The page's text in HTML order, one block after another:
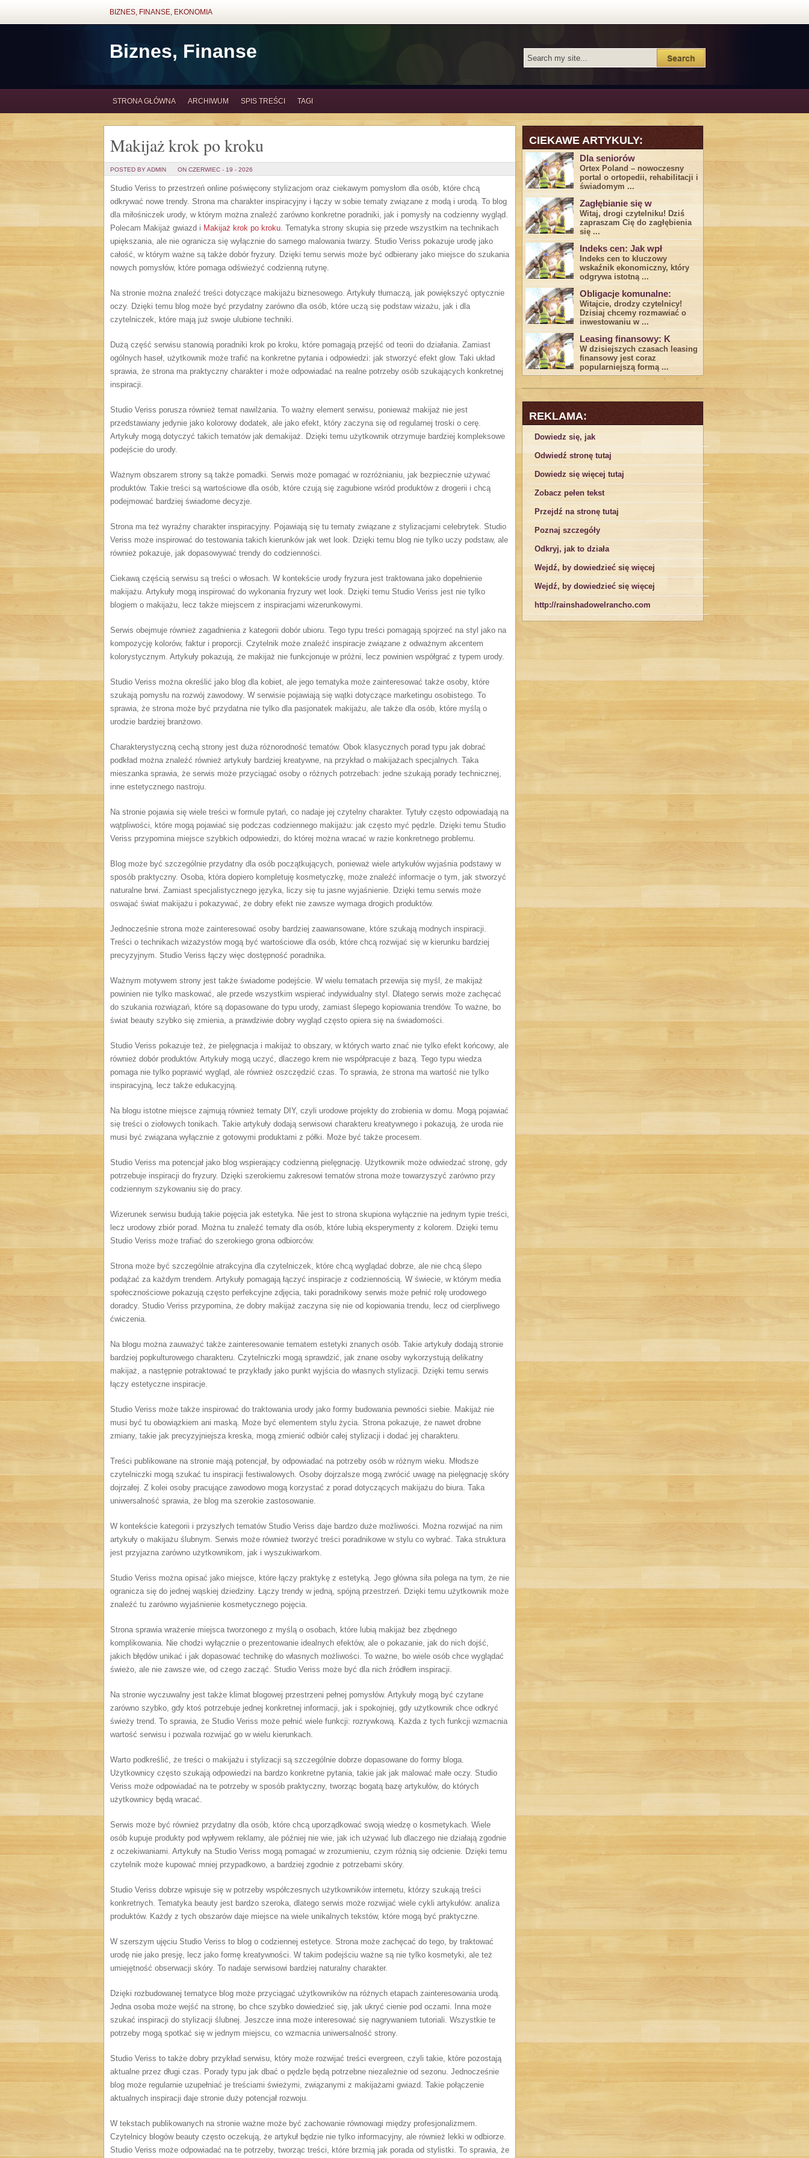
BIZNES, FINANSE, EKONOMIA
Biznes, Finanse
STRONA GŁÓWNA ARCHIWUM SPIS TREŚCI TAGI
Makijaż krok po kroku
POSTED BY ADMIN ON CZERWIEC - 19 - 2026
Studio Veriss to przestrzeń online poświęcony stylizacjom oraz ciekawym pomysłom dla osób, które chcą
odkrywać nowe trendy. Strona ma charakter inspiracyjny i łączy w sobie tematy związane z modą i urodą. To blog
dla miłośniczek urody, w którym można znaleźć zarówno konkretne poradniki, jak i pomysły na codzienny wygląd.
Polecam Makijaż gwiazd i Makijaż krok po kroku. Tematyka strony skupia się przede wszystkim na technikach
upiększania, ale nie ogranicza się wyłącznie do samego malowania twarzy. Studio Veriss pokazuje urodę jako
całość, w którym ważne są także dobór fryzury. Dzięki temu serwis może być odbierany jako miejsce do szukania
nowych pomysłów, które pomaga odświeżyć codzienną rutynę.
Na stronie można znaleźć treści dotyczące makijażu biznesowego. Artykuły tłumaczą, jak powiększyć optycznie
oczy. Dzięki temu blog może być przydatny zarówno dla osób, które uczą się podstaw wizażu, jak i dla
czytelniczek, które mają już swoje ulubione techniki.
Dużą część serwisu stanowią poradniki krok po kroku, które pomagają przejść od teorii do działania. Zamiast
ogólnych haseł, użytkownik może trafić na konkretne pytania i odpowiedzi: jak stworzyć efekt glow. Taki układ
sprawia, że strona ma praktyczny charakter i może odpowiadać na realne potrzeby osób szukających konkretnej
inspiracji.
Studio Veriss porusza również temat nawilżania. To ważny element serwisu, ponieważ makijaż nie jest
przedstawiany jedynie jako kolorowy dodatek, ale jako efekt, który zaczyna się od regularnej troski o cerę.
Artykuły mogą dotyczyć takich tematów jak demakijaż. Dzięki temu użytkownik otrzymuje bardziej kompleksowe
podejście do urody.
Ważnym obszarem strony są także pomadki. Serwis może pomagać w rozróżnianiu, jak bezpiecznie używać
produktów. Takie treści są wartościowe dla osób, które czują się zagubione wśród produktów z drogerii i chcą
podejmować bardziej świadome decyzje.
Strona ma też wyraźny charakter inspiracyjny. Pojawiają się tu tematy związane z stylizacjami celebrytek. Studio
Veriss może inspirować do testowania takich kierunków jak wet look. Dzięki temu blog nie tylko uczy podstaw, ale
również pokazuje, jak dopasowywać trendy do codzienności.
Ciekawą częścią serwisu są treści o włosach. W kontekście urody fryzura jest traktowana jako dopełnienie
makijażu. Artykuły mogą inspirować do wykonania fryzury wet look. Dzięki temu Studio Veriss jest nie tylko
blogiem o makijażu, lecz także miejscem z inspiracjami wizerunkowymi.
Serwis obejmuje również zagadnienia z kategorii dobór ubioru. Tego typu treści pomagają spojrzeć na styl jako na
kompozycję kolorów, faktur i proporcji. Czytelnik może znaleźć inspiracje związane z odważnym akcentem
kolorystycznym. Artykuły pokazują, że makijaż nie funkcjonuje w próżni, lecz powinien współgrać z typem urody.
Studio Veriss można określić jako blog dla kobiet, ale jego tematyka może zainteresować także osoby, które
szukają pomysłu na rozwój zawodowy. W serwisie pojawiają się wątki dotyczące marketingu osobistego. To
sprawia, że strona może być przydatna nie tylko dla pasjonatek makijażu, ale także dla osób, które myślą o
urodzie bardziej branżowo.
Charakterystyczną cechą strony jest duża różnorodność tematów. Obok klasycznych porad typu jak dobrać
podkład można znaleźć również artykuły bardziej kreatywne, na przykład o makijażach specjalnych. Taka
mieszanka sprawia, że serwis może przyciągać osoby o różnych potrzebach: jedne szukają porady technicznej,
inne estetycznego nastroju.
Na stronie pojawia się wiele treści w formule pytań, co nadaje jej czytelny charakter. Tytuły często odpowiadają na
wątpliwości, które mogą pojawiać się podczas codziennego makijażu: jak często myć pędzle. Dzięki temu Studio
Veriss przypomina miejsce szybkich odpowiedzi, do której można wracać w razie konkretnego problemu.
Blog może być szczególnie przydatny dla osób początkujących, ponieważ wiele artykułów wyjaśnia podstawy w
sposób praktyczny. Osoba, która dopiero kompletuję kosmetyczkę, może znaleźć informacje o tym, jak stworzyć
naturalne brwi. Zamiast specjalistycznego języka, liczy się tu jasne wyjaśnienie. Dzięki temu serwis może
oswajać świat makijażu i pokazywać, że dobry efekt nie zawsze wymaga drogich produktów.
Jednocześnie strona może zainteresować osoby bardziej zaawansowane, które szukają modnych inspiracji.
Treści o technikach wizażystów mogą być wartościowe dla osób, które chcą rozwijać się w kierunku bardziej
precyzyjnym. Studio Veriss łączy więc dostępność poradnika.
Ważnym motywem strony jest także świadome podejście. W wielu tematach przewija się myśl, że makijaż
powinien nie tylko maskować, ale przede wszystkim wspierać indywidualny styl. Dlatego serwis może zachęcać
do szukania rozwiązań, które są dopasowane do typu urody, zamiast ślepego kopiowania trendów. To ważne, bo
świat beauty szybko się zmienia, a prawdziwie dobry wygląd często opiera się na świadomości.
Studio Veriss pokazuje też, że pielęgnacja i makijaż to obszary, w których warto znać nie tylko efekt końcowy, ale
również dobór produktów. Artykuły mogą uczyć, dlaczego krem nie współpracuje z bazą. Tego typu wiedza
pomaga nie tylko poprawić wygląd, ale również oszczędzić czas. To sprawia, że strona ma wartość nie tylko
inspiracyjną, lecz także edukacyjną.
Na blogu istotne miejsce zajmują również tematy DIY, czyli urodowe projekty do zrobienia w domu. Mogą pojawiać
się treści o ziołowych tonikach. Takie artykuły dodają serwisowi charakteru kreatywnego i pokazują, że uroda nie
musi być związana wyłącznie z gotowymi produktami z półki. Może być także procesem.
Studio Veriss ma potencjał jako blog wspierający codzienną pielęgnację. Użytkownik może odwiedzać stronę, gdy
potrzebuje inspiracji do fryzury. Dzięki szerokiemu zakresowi tematów strona może towarzyszyć zarówno przy
codziennym szykowaniu się do pracy.
Wizerunek serwisu budują takie pojęcia jak estetyka. Nie jest to strona skupiona wyłącznie na jednym typie treści,
lecz urodowy zbiór porad. Można tu znaleźć tematy dla osób, które lubią eksperymenty z kolorem. Dzięki temu
Studio Veriss może trafiać do szerokiego grona odbiorców.
Strona może być szczególnie atrakcyjna dla czytelniczek, które chcą wyglądać dobrze, ale nie chcą ślepo
podążać za każdym trendem. Artykuły pomagają łączyć inspiracje z codziennością. W świecie, w którym media
społecznościowe pokazują często perfekcyjne zdjęcia, taki poradnikowy serwis może pełnić rolę urodowego
doradcy. Studio Veriss przypomina, że dobry makijaż zaczyna się nie od kopiowania trendu, lecz od cierpliwego
ćwiczenia.
Na blogu można zauważyć także zainteresowanie tematem estetyki znanych osób. Takie artykuły dodają stronie
bardziej popkulturowego charakteru. Czytelniczki mogą sprawdzić, jak znane osoby wykorzystują delikatny
makijaż, a następnie potraktować te przykłady jako punkt wyjścia do własnych stylizacji. Dzięki temu serwis
łączy estetyczne inspiracje.
Studio Veriss może także inspirować do traktowania urody jako formy budowania pewności siebie. Makijaż nie
musi być tu obowiązkiem ani maską. Może być elementem stylu życia. Strona pokazuje, że nawet drobne
zmiany, takie jak precyzyjniejsza kreska, mogą zmienić odbiór całej stylizacji i dodać jej charakteru.
Treści publikowane na stronie mają potencjał, by odpowiadać na potrzeby osób w różnym wieku. Młodsze
czytelniczki mogą szukać tu inspiracji festiwalowych. Osoby dojrzalsze mogą zwrócić uwagę na pielęgnację skóry
dojrzałej. Z kolei osoby pracujące zawodowo mogą korzystać z porad dotyczących makijażu do biura. Taka
uniwersalność sprawia, że blog ma szerokie zastosowanie.
W kontekście kategorii i przyszłych tematów Studio Veriss daje bardzo duże możliwości. Można rozwijać na nim
artykuły o makijażu ślubnym. Serwis może również tworzyć treści poradnikowe w stylu co wybrać. Taka struktura
jest przyjazna zarówno użytkownikom, jak i wyszukiwarkom.
Studio Veriss można opisać jako miejsce, które łączy praktykę z estetyką. Jego główna siła polega na tym, że nie
ogranicza się do jednej wąskiej dziedziny. Łączy trendy w jedną, spójną przestrzeń. Dzięki temu użytkownik może
znaleźć tu zarówno wyjaśnienie kosmetycznego pojęcia.
Strona sprawia wrażenie miejsca tworzonego z myślą o osobach, które lubią makijaż bez zbędnego
komplikowania. Nie chodzi wyłącznie o prezentowanie idealnych efektów, ale o pokazanie, jak do nich dojść,
jakich błędów unikać i jak dopasować technikę do własnych możliwości. To ważne, bo wiele osób chce wyglądać
świeżo, ale nie zawsze wie, od czego zacząć. Studio Veriss może być dla nich źródłem inspiracji.
Na stronie wyczuwalny jest także klimat blogowej przestrzeni pełnej pomysłów. Artykuły mogą być czytane
zarówno szybko, gdy ktoś potrzebuje jednej konkretnej informacji, jak i spokojniej, gdy użytkownik chce odkryć
świeży trend. To sprawia, że Studio Veriss może pełnić wiele funkcji: rozrywkową. Każda z tych funkcji wzmacnia
wartość serwisu i pozwala rozwijać go w wielu kierunkach.
Warto podkreślić, że treści o makijażu i stylizacji są szczególnie dobrze dopasowane do formy bloga.
Użytkownicy często szukają odpowiedzi na bardzo konkretne pytania, takie jak jak malować małe oczy. Studio
Veriss może odpowiadać na te potrzeby w sposób praktyczny, tworząc bogatą bazę artykułów, do których
użytkownicy będą wracać.
Serwis może być również przydatny dla osób, które chcą uporządkować swoją wiedzę o kosmetykach. Wiele
osób kupuje produkty pod wpływem reklamy, ale później nie wie, jak ich używać lub dlaczego nie działają zgodnie
z oczekiwaniami. Artykuły na Studio Veriss mogą pomagać w zrozumieniu, czym różnią się odcienie. Dzięki temu
czytelnik może kupować mniej przypadkowo, a bardziej zgodnie z potrzebami skóry.
Studio Veriss dobrze wpisuje się w potrzeby współczesnych użytkowników internetu, którzy szukają treści
konkretnych. Tematyka beauty jest bardzo szeroka, dlatego serwis może rozwijać wiele cykli artykułów: analiza
produktów. Każdy z tych obszarów daje miejsce na wiele unikalnych tekstów, które mogą być praktyczne.
W szerszym ujęciu Studio Veriss to blog o codziennej estetyce. Strona może zachęcać do tego, by traktować
urodę nie jako presję, lecz jako formę kreatywności. W takim podejściu ważne są nie tylko kosmetyki, ale też
umiejętność obserwacji skóry. To nadaje serwisowi bardziej naturalny charakter.
Dzięki rozbudowanej tematyce blog może przyciągać użytkowników na różnych etapach zainteresowania urodą.
Jedna osoba może wejść na stronę, bo chce szybko dowiedzieć się, jak ukryć cienie pod oczami. Inna może
szukać inspiracji do stylizacji ślubnej. Jeszcze inna może interesować się nagrywaniem tutoriali. Wszystkie te
potrzeby mogą spotkać się w jednym miejscu, co wzmacnia uniwersalność strony.
Studio Veriss to także dobry przykład serwisu, który może rozwijać treści evergreen, czyli takie, które pozostają
aktualne przez długi czas. Porady typu jak dbać o pędzle będą potrzebne niezależnie od sezonu. Jednocześnie
blog może regularnie uzupełniać je treściami świeżymi, związanymi z makijażami gwiazd. Takie połączenie
aktualnych inspiracji daje stronie duży potencjał rozwoju.
W tekstach publikowanych na stronie ważne może być zachowanie równowagi między profesjonalizmem.
Czytelnicy blogów beauty często oczekują, że artykuł będzie nie tylko informacyjny, ale również lekki w odbiorze.
Studio Veriss może odpowiadać na te potrzeby, tworząc treści, które brzmią jak porada od stylistki. To sprawia, że
CIEKAWE ARTYKULY:
Dla seniorów
Ortex Poland – nowoczesny
portal o ortopedii, rehabilitacji i
świadomym ...
Zagłębianie się w
Witaj, drogi ⁤czytelniku! Dziś
zapraszam Cię do‍ zagłębienia
‍się⁢ ...
Indeks cen: Jak wpł
Indeks cen to kluczowy
wskaźnik ekonomiczny, który
odgrywa ​istotną ...
Obligacje komunalne:
Witajcie, drodzy czytelnicy!
Dzisiaj chcemy rozmawiać o
inwestowaniu w ...
Leasing finansowy: K
W dzisiejszych czasach leasing ​
finansowy jest ⁢coraz
popularniejszą formą ...
REKLAMA:
Dowiedz się, jak
Odwiedź stronę tutaj
Dowiedz się więcej tutaj
Zobacz pełen tekst
Przejdź na stronę tutaj
Poznaj szczegóły
Odkryj, jak to działa
Wejdź, by dowiedzieć się więcej
Wejdź, by dowiedzieć się więcej
http://rainshadowelrancho.com